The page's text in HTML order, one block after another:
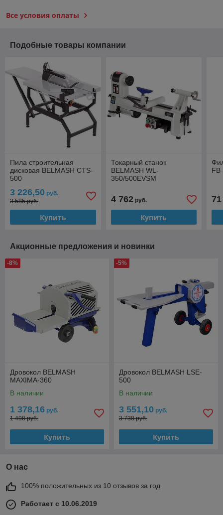
Все условия оплаты
Подобные товары компании
Пила строительная
дисковая BELMASH CTS-
500
3 226,50 руб.
3 585 руб.
Купить
Токарный станок
BELMASH WL-
350/500EVSM
4 762руб.
Купить
FB
71
Акционные предложения и новинки
-8%
Дровокол BELMASH
MAXIMA-360
В наличии
1 378,16 руб.
1 498 руб.
Купить
-5%
Дровокол BELMASH LSE-
500
В наличии
3 551,10 руб.
3 738 руб.
Купить
О нас
100% положительных из 10 отзывов за год
Работает с 10.06.2019